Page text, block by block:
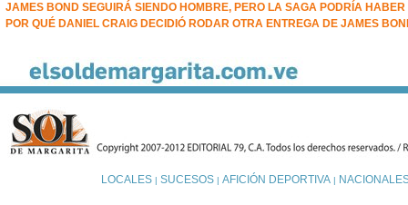
JAMES BOND SEGUIRÁ SIENDO HOMBRE, PERO LA SAGA PODRÍA HABER
POR QUÉ DANIEL CRAIG DECIDIÓ RODAR OTRA ENTREGA DE JAMES
LOCALES| SUCESOS| AFICIÓN DEPORTIVA|